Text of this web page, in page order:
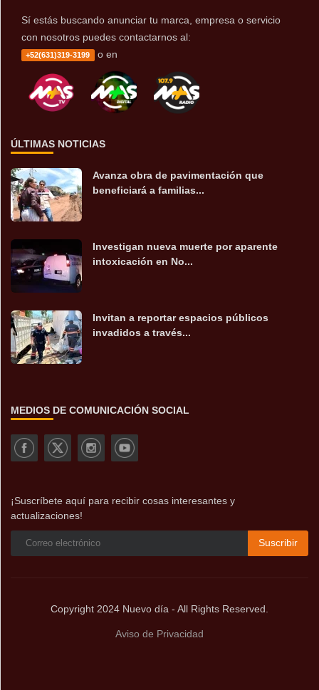
Sí estás buscando anunciar tu marca, empresa o servicio
con nosotros puedes contactarnos al:
+52(631)319-3199 o en
ÚLTIMAS NOTICIAS
Avanza obra de pavimentación que
beneficiará a familias...
Investigan nueva muerte por aparente
intoxicación en No...
Invitan a reportar espacios públicos
invadidos a través...
MEDIOS DE COMUNICACIÓN SOCIAL
¡Suscríbete aquí para recibir cosas interesantes y
actualizaciones!
Suscribir
Copyright 2024 Nuevo día - All Rights Reserved.
Aviso de Privacidad